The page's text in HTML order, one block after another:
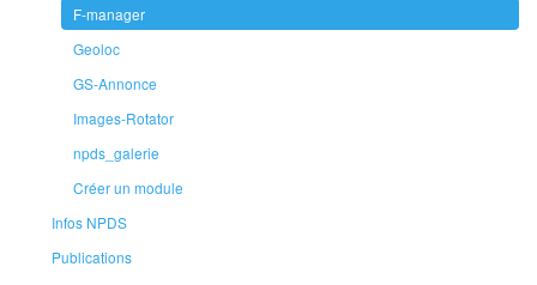
F-manager
Geoloc
GS-Annonce
Images-Rotator
npds_galerie
Créer un module
Infos NPDS
Publications